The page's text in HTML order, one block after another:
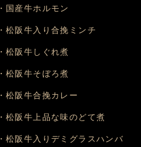
・国産牛ホルモン
・松阪牛入り合挽ミンチ
・松阪牛しぐれ煮
・松阪牛そぼろ煮
・松阪牛合挽カレー
・松阪牛上品な味のどて煮
・松阪牛入りデミグラスハンバ